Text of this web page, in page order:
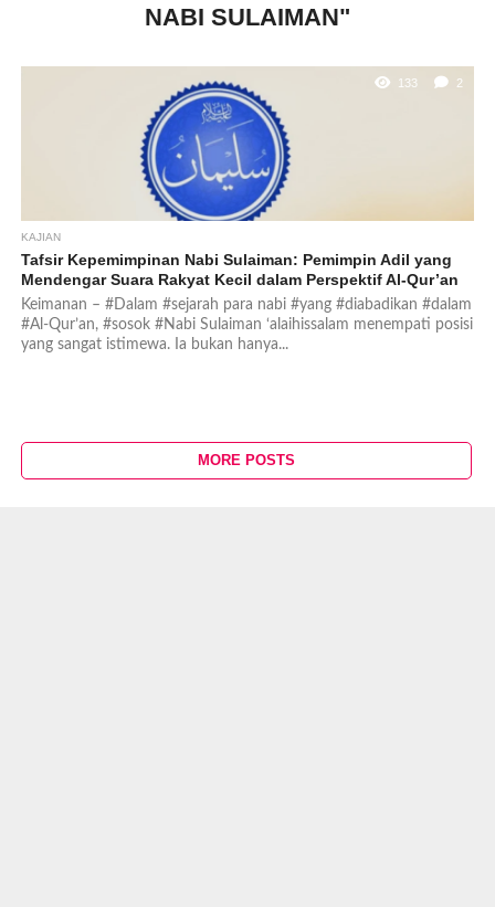
NABI SULAIMAN"
133 2
KAJIAN
Tafsir Kepemimpinan Nabi Sulaiman: Pemimpin Adil yang
Mendengar Suara Rakyat Kecil dalam Perspektif Al-Qur’an
Keimanan – #Dalam #sejarah para nabi #yang #diabadikan #dalam
#Al-Qur’an, #sosok #Nabi Sulaiman ‘alaihissalam menempati posisi
yang sangat istimewa. Ia bukan hanya...
MORE POSTS